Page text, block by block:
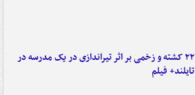
۲۲ کشته و زخمی بر اثر تیراندازی در یک مدرسه در
تایلند+ فیلم